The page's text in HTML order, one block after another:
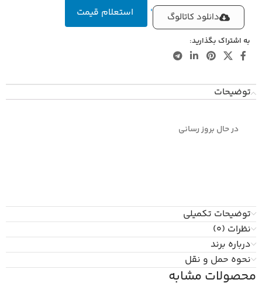
دانلود کاتالوگ ' استعلام قیمت
به اشتراک بگذارید:
توضیحات
در حال بروز رسانی
توضیحات تکمیلی
نظرات (0)
درباره برند
نحوه حمل و نقل
محصولات مشابه